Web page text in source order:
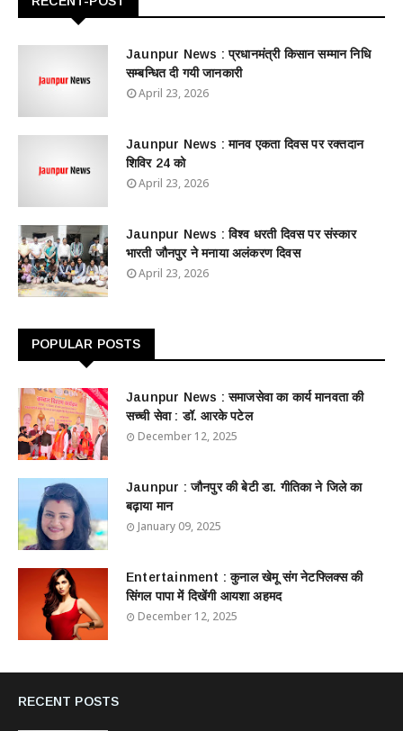
Jaunpur News : ​प्रधानमंत्री किसान सम्मान निधि
सम्बन्धित दी गयी जानकारी
April 23, 2026
Jaunpur News : ​मानव एकता दिवस पर रक्तदान
शिविर 24 को
April 23, 2026
Jaunpur News : विश्व धरती दिवस पर संस्कार
भारती जौनपुर ने मनाया अलंकरण दिवस
April 23, 2026
POPULAR POSTS
Jaunpur News : ​समाजसेवा का कार्य मानवता की
सच्ची सेवा : डॉ. आरके पटेल
December 12, 2025
Jaunpur : ​जौनपुर की बेटी डा. गीतिका ने जिले का
बढ़ाया मान
January 09, 2025
Entertainment : ​​​​कुनाल खेमू संग नेटफ्लिक्स की
सिंगल पापा में दिखेंगी आयशा अहमद
December 12, 2025
RECENT POSTS